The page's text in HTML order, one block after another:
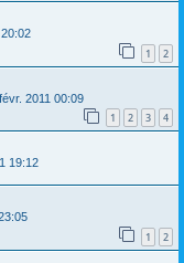
1 2
2011 00:09
1 2 3 4
19:12
1 2